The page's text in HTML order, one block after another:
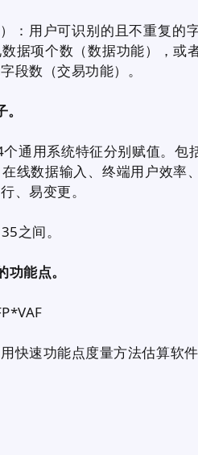
用户可识别的且不重复的
据项个数（数据功能），或
段数（交易功能）。
用系统特征分别赋值。包
线数据输入、终端用户效率
、易变更。
之间。
能点。
快速功能点度量方法估算软